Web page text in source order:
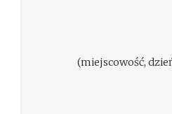
(miejscowość, dzień,